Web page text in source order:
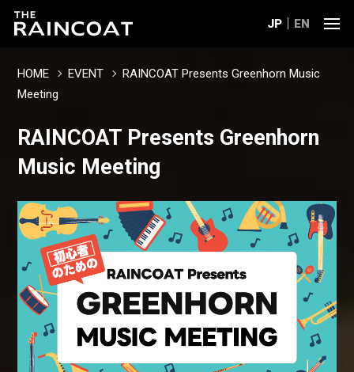
JP EN
HOME EVENT
RAINCOAT Presents Greenhorn Music
Meeting
RAINCOAT Presents Greenhorn
Music Meeting